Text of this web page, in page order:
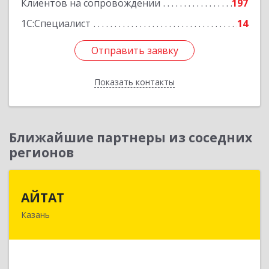
Клиентов на сопровождении
197
1С:Специалист
14
Отправить заявку
Показать контакты
Отправить заявку
Назад
Ближайшие партнеры из соседних
регионов
АЙТАТ
Казань